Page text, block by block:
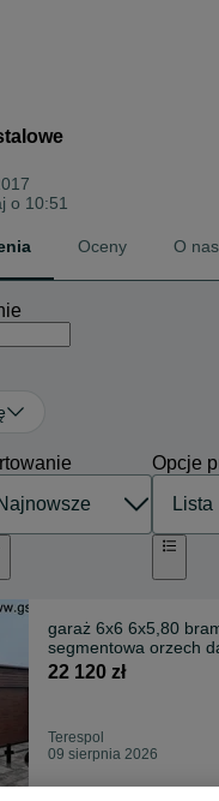
o 10:51
Oceny O nas
Opcje
garaż 6x6 6x5,80
segmentowa orzech
filcem profil ocynk
22 120 zł
Terespol
09 sierpnia 2026